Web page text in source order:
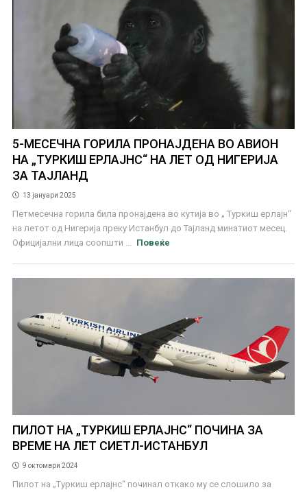
5-МЕСЕЧНА ГОРИЛА ПРОНАЈДЕНА ВО АВИОН
НА „ТУРКИШ ЕРЛАЈНС“ НА ЛЕТ ОД НИГЕРИЈА
ЗА ТАЈЛАНД
13 јануари 2025
Петмесечна горила била пронајдена во кутија во „ Туркиш ерлајн“
на летот од Нигерија преку Истанбул до Тајланд минатиот месец.
Официјални лица соопшти ...
Повеќе
ПИЛОТ НА „ТУРКИШ ЕРЛАЈНС“ ПОЧИНА ЗА
ВРЕМЕ НА ЛЕТ СИЕТЛ-ИСТАНБУЛ
9 октомври 2024
Пилот на „Туркиш ерлајнс“ починал откако му се слошило за